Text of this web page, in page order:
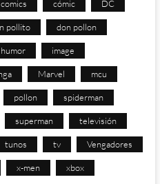
comics cómic DC
pollito don pollon
humor image
Marvel mcu
pollon spiderman
superman televisión
tunos tv Vengadores
x-men xbox